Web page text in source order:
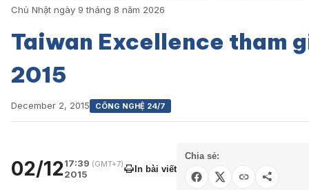
Chủ Nhật ngày 9 tháng 8 năm 2026
Taiwan Excellence tham
2015
December 2, 2015 CÔNG NGHỆ 24/7
02/1217:39 (GMT+7)
2015 In bài viết
Chia sẻ: